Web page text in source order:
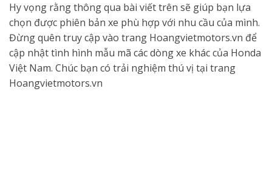
Hy vọng rằng thông qua bài viết trên sẽ giúp bạn lựa
chọn được phiên bản xe phù hợp với nhu cầu của mình.
Đừng quên truy cập vào trang Hoangvietmotors.vn để
cập nhật tình hình mẫu mã các dòng xe khác của Honda
Việt Nam. Chúc bạn có trải nghiệm thú vị tại trang
Hoangvietmotors.vn